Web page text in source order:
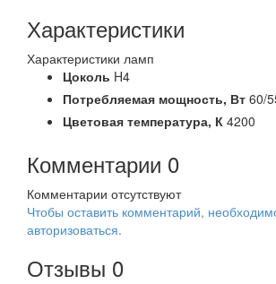
Характеристики
Характеристики ламп
Цоколь H4
Потребляемая мощность, Вт 60/
Цветовая температура, К 4200
Комментарии 0
Комментарии отсутствуют
Чтобы оставить комментарий,
авторизоваться.
Отзывы 0